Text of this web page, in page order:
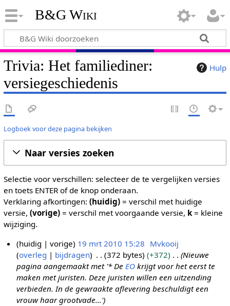
B&G Wiki
Hulp
Trivia: Het familiediner:
versiegeschiedenis
Logboek voor deze pagina bekijken
Naar versies zoeken
Selectie voor verschillen: selecteer de te vergelijken versies
en toets ENTER of de knop onderaan.
Verklaring afkortingen: (huidig)= verschil met huidige
versie, (vorige)= verschil met voorgaande versie, k= kleine
wijziging.
huidig vorige 19 mrt 2010 15:28 Mvkooij
overleg
bijdragen 372 bytes +372
Nieuwe
pagina aangemaakt met '* DeEO krijgt voor het eerst te
maken met juristen. Deze juristen willen een uitzending
verbieden. In de gewraakte aflevering beschuldigt een
vrouw haar grootvade...'